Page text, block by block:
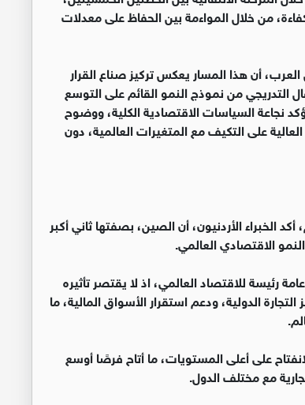
من خلال المواءمة بين الحفاظ على معدلات
أن هذا المسار يعكس تركيز صناع القرار
التدريجي من نموذج النمو القائم على التوسع
نجاعة السياسات الاقتصادية الكلية، ووضوح
على التكيف مع المتغيرات العالمية، دون
الأردنيون، أن الصين، بصفتها ثاني أكبر
الاقتصادي العالمي.
رئيسة للاقتصاد العالمي، اذ لا يقتصر تأثيره
الدولية، ودعم استقرار الأسواق المالية، ما
على أعلى المستويات، ما أتاح فرصًا أوسع
مع مختلف الدول.